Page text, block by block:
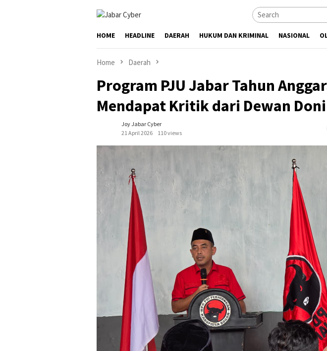
HOME HEADLINE DAERAH HUKUM DAN KRIMINAL NASIONAL
Home Daerah
Program PJU Jabar Tahun
Mendapat Kritik dari Dewan
Joy Jabar Cyber
21 April 2026
110 views